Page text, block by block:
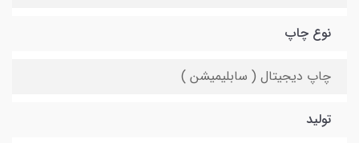
نوع چاپ
چاپ دیجیتال ( سابلیمیشن )
تولید